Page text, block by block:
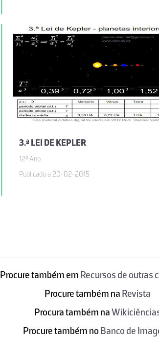
3.ª LEI DE KEPLER
12º Ano
Publicado a 20-02-2015
Procure também em Recursos de outras
Procure também na Revista
Procura também na
Procure também no Banco de